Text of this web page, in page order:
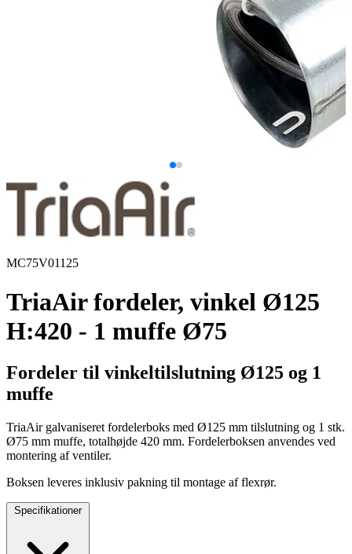
MC75V01125
TriaAir fordeler, vinkel Ø125
H:420 - 1 muffe Ø75
Fordeler til vinkeltilslutning Ø125 og 1
muffe
TriaAir galvaniseret fordelerboks med Ø125 mm tilslutning og 1 stk.
Ø75 mm muffe, totalhøjde 420 mm. Fordelerboksen anvendes ved
montering af ventiler.
Boksen leveres inklusiv pakning til montage af flexrør.
Specifikationer